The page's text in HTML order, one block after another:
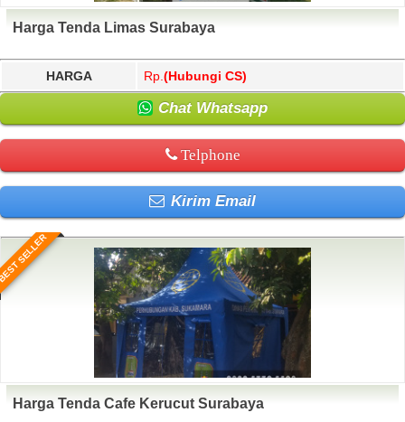
Harga Tenda Limas Surabaya
HARGA Rp. (Hubungi CS)
Chat Whatsapp
Telphone
Kirim Email
SELLER
Harga Tenda Cafe Kerucut Surabaya